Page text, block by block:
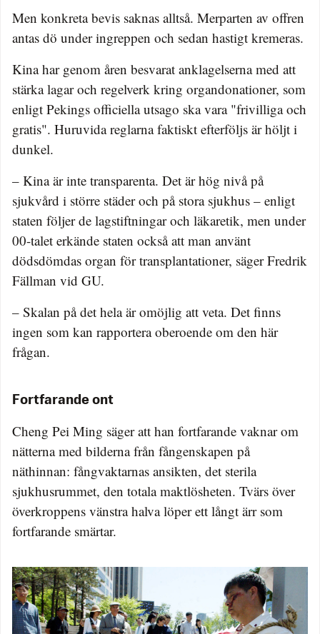
Men konkreta bevis saknas alltså. Merparten av offren
antas dö under ingreppen och sedan hastigt kremeras.
Kina har genom åren besvarat anklagelserna med att
stärka lagar och regelverk kring organdonationer, som
enligt Pekings officiella utsago ska vara "frivilliga och
gratis". Huruvida reglarna faktiskt efterföljs är höljt i
dunkel.
– Kina är inte transparenta. Det är hög nivå på
sjukvård i större städer och på stora sjukhus – enligt
staten följer de lagstiftningar och läkaretik, men under
00-talet erkände staten också att man använt
dödsdömdas organ för transplantationer, säger Fredrik
Fällman vid GU.
– Skalan på det hela är omöjlig att veta. Det finns
ingen som kan rapportera oberoende om den här
frågan.
Fortfarande ont
Cheng Pei Ming säger att han fortfarande vaknar om
nätterna med bilderna från fångenskapen på
näthinnan: fångvaktarnas ansikten, det sterila
sjukhusrummet, den totala maktlösheten. Tvärs över
överkroppens vänstra halva löper ett långt ärr som
fortfarande smärtar.